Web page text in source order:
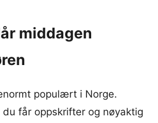
middagen
populært i Norge.
får oppskrifter og nøyaktig